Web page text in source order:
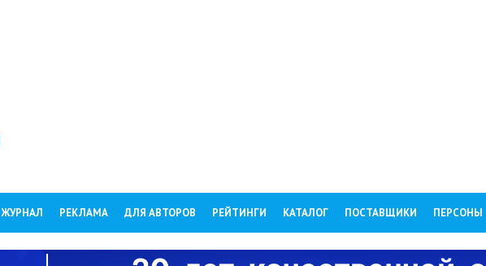
ЖУРНАЛ РЕКЛАМА ДЛЯ АВТОРОВ РЕЙТИНГИ КАТАЛОГ ПОСТАВЩИКИ ПЕРСОНЫ